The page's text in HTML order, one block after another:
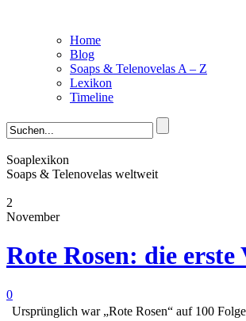
Home
Blog
Soaps & Telenovelas A – Z
Lexikon
Timeline
Soaplexikon
Soaps & Telenovelas weltweit
2
November
Rote Rosen: die
0
Ursprünglich war „Rote Rosen“ auf 100